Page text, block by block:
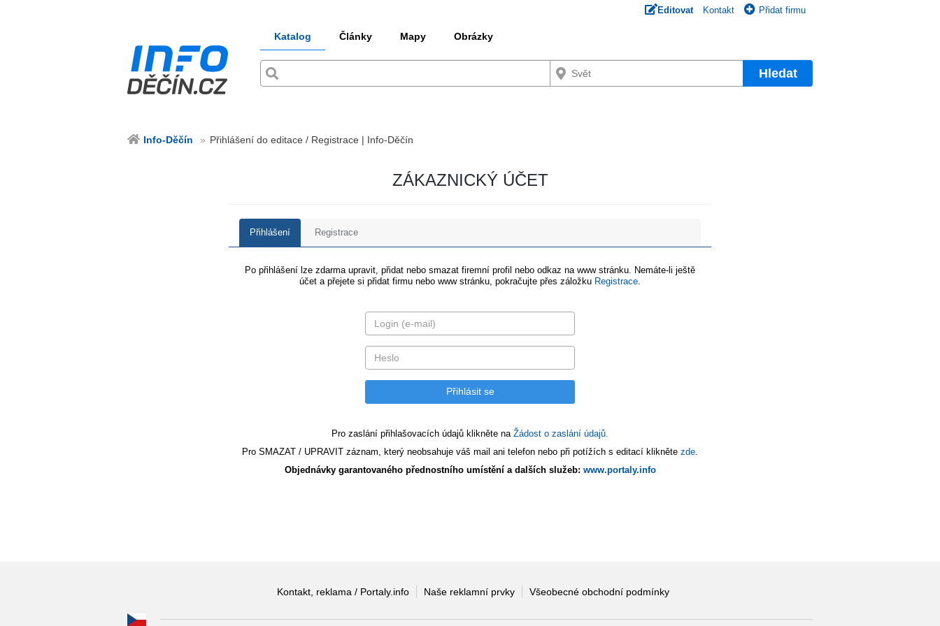
Editovat Kontakt Přidat firmu
Katalog Články Mapy Obrázky
Hledat
Info-Děčín Přihlášení do editace / Registrace | Info-Děčín
ZÁKAZNICKÝ ÚČET
Přihlášení Registrace
Po přihlášení lze zdarma upravit, přidat nebo smazat firemní profil nebo odkaz na www stránku. Nemáte-li ještě
účet a přejete si přidat firmu nebo www stránku, pokračujte přes záložku Registrace
Pro zaslání přihlašovacích údajů klikněte na Žádost o zaslání údajů.
Pro SMAZAT / UPRAVIT záznam, který neobsahuje váš mail ani telefon nebo při potížích s editací klikněte zde
Objednávky garantovaného přednostního umístění a dalších služeb: www.portaly.info
Kontakt, reklama / Portaly.info Naše reklamní prvky Všeobecné obchodní podmínky